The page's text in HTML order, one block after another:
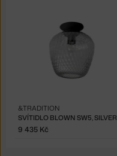
SVÍTIDLO BLOWN SW5, SILVER
&TRADITION
9 435 Kč